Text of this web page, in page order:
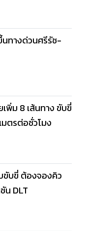
นทางด่วนศรีรัช-
พิ่ม 8 เส้นทาง ขับขี่
มตรต่อชั่วโมง
ขับขี่ ต้องจองคิว
น DLT